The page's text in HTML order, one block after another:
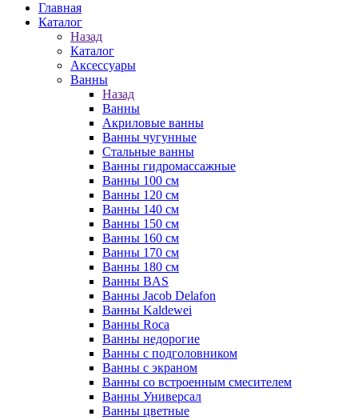
Главная
Каталог
Назад
Каталог
Аксессуары
Ванны
Назад
Ванны
Акриловые ванны
Ванны чугунные
Стальные ванны
Ванны гидромассажные
Ванны 100 см
Ванны 120 см
Ванны 140 см
Ванны 150 см
Ванны 160 см
Ванны 170 см
Ванны 180 см
Ванны BAS
Ванны Jacob Delafon
Ванны Kaldewei
Ванны Roca
Ванны недорогие
Ванны с подголовником
Ванны с экраном
Ванны со встроенным смесителем
Ванны Универсал
Ванны цветные